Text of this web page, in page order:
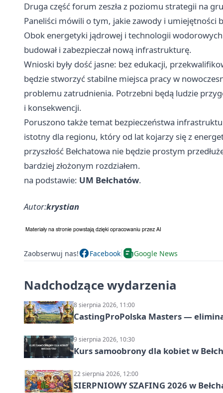
Druga część forum zeszła z poziomu strategii na
Paneliści mówili o tym, jakie zawody i umiejętności
Obok energetyki jądrowej i technologii
budował i zabezpieczał nową infrastrukturę.
Wnioski były dość jasne: bez edukacji,
będzie stworzyć stabilne miejsca pracy w
problemu zatrudnienia. Potrzebni będą ludzie
i konsekwencji.
Poruszono także temat bezpieczeństwa
istotny dla regionu, który od lat kojarzy się z
przyszłość Bełchatowa nie będzie prostym
bardziej złożonym rozdziałem.
na podstawie: UM Bełchatów.
Autor:krystian
Zaobserwuj nas! Facebook Google News
Nadchodzące wydarzenia
8 sierpnia 2026, 11:00
CastingProPolska Masters —
9 sierpnia 2026, 10:30
Kurs samoobrony dla kobiet w
22 sierpnia 2026, 12:00
SIERPNIOWY SZAFING 2026 w